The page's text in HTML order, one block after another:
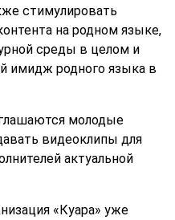
стимулировать
на родном языке,
среды в целом и
имидж родного языка в
молодые
видеоклипы для
актуальной
«Куара» уже